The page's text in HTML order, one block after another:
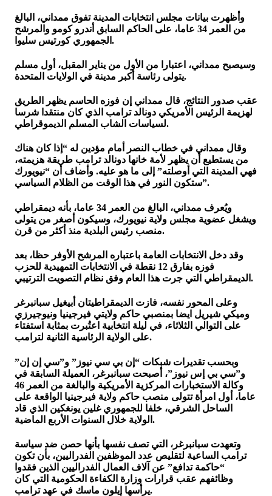
وأظهرت بيانات مجلس انتخابات المدينة تفوق ممداني، البالغ
من العمر 34 عاما، على الحاكم السابق أندرو كومو والمرشح
الجمهوري كورتيس سليوا.
وسيصبح ممداني، اعتبارا من الأول من يناير المقبل، أول مسلم
يتولى رئاسة أكبر مدينة في الولايات المتحدة.
عقب صدور النتائج، قال ممداني إن فوزه الحاسم يظهر الطريق
لهزيمة الرئيس الأمريكي دونالد ترامب الذي كان منتقدا شرسا
لسياسات الشاب المسلم الديموقراطي.
وقال ممداني في خطاب النصر أمام مؤدين له “إذا كان هناك
من يستطيع أن يظهر لأمة خانها دونالد ترامب طريقة هزيمته،
فهي المدينة التي أوصلته” إلى ما هو عليه. وأضاف أن “نيويورك
ستكون النور في هذا الوقت من الظلام السياسي”.
ويُعرف ممداني، البالغ من العمر 34 عاما، بأنه ديمقراطي
ويشغل عضوية مجلس ولاية نيويورك، وسيكون أصغر من يتولى
منصب رئيس البلدية منذ أكثر من قرن.
وقد دخل الانتخابات العامة باعتباره المرشح الأوفر حظا، بعد
فوزه بفارق 12 نقطة في الانتخابات التمهيدية للحزب
الديمقراطي التي جرت هذا العام وفق نظام التصويت الترتيبي.
وعلى المحور نفسه، فازت الديمقراطيتان أبيغيل سبانبرغر
وميكي شيريل ايضا بمنصبي حاكم ولايتي فيرجينيا ونيوجيرزي
على التوالي الثلاثاء، في ليلة انتخابية اعتُبرت بمثابة استفتاء
على الولاية الرئاسية الثانية لترامب.
وبحسب تقديرات شبكات “إن بي سي نيوز” و”سي إن إن”
و”سي بي إس نيوز”، أصبحت سبانبرغر، العميلة السابقة في
وكالة الاستخبارات المركزية الأمريكية والبالغة من العمر 46
عاما، أول امرأة تتولى منصب حاكم ولاية فيرجينيا الواقعة على
الساحل الشرقي، خلفا للجمهوري غلين يونغكين الذي قاد
الولاية خلال السنوات الأربع الماضية.
وتعهدت سبانبرغر، التي تصف نفسها بأنها حصن ضد سياسة
ترامب الساعية لتقليص عدد الموظفين الفدراليين، بأن تكون
“حاكمة تدافع” عن آلاف العمال الفدراليين الذين فقدوا
وظائفهم عقب قرارات وزارة الكفاءة الحكومية التي كان
يرأسها إيلون ماسك في عهد ترامب.